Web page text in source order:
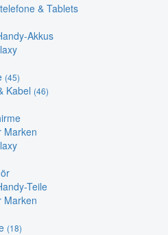
& Tablets
Akkus
(45)
Kabel (46)
Marken
Teile
Marken
(18)